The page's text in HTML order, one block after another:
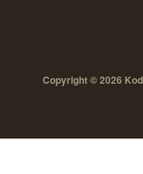
Copyright © 2026